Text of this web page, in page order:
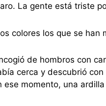
La gente está triste
colores los que se
de hombros con
cerca y descubrió
ese momento, una